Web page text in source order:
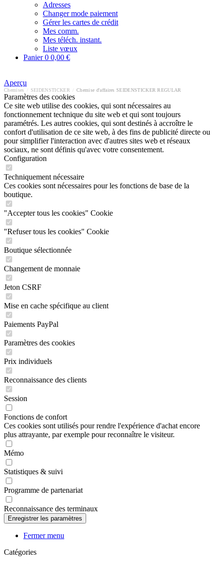
Adresses
Changer mode paiement
Gérer les cartes de crédit
Mes comm.
Mes téléch. instant.
Liste vœux
Panier0 0,00 €
Aperçu
Chemises SEIDENSTICKER Chemise d'affaires SEIDENSTICKER REGULAR
Paramètres des cookies
Ce site web utilise des cookies, qui sont nécessaires au
fonctionnement technique du site web et qui sont toujours
paramétrés. Les autres cookies, qui sont destinés à accroître le
confort d'utilisation de ce site web, à des fins de publicité directe ou
pour simplifier l'interaction avec d'autres sites web et réseaux
sociaux, ne sont définis qu'avec votre consentement.
Configuration
Techniquement nécessaire
Ces cookies sont nécessaires pour les fonctions de base de la
boutique.
"Accepter tous les cookies" Cookie
"Refuser tous les cookies" Cookie
Boutique sélectionnée
Changement de monnaie
Jeton CSRF
Mise en cache spécifique au client
Paiements PayPal
Paramètres des cookies
Prix individuels
Reconnaissance des clients
Session
Fonctions de confort
Ces cookies sont utilisés pour rendre l'expérience d'achat encore
plus attrayante, par exemple pour reconnaître le visiteur.
Mémo
Statistiques & suivi
Programme de partenariat
Reconnaissance des terminaux
Fermer menu
Catégories